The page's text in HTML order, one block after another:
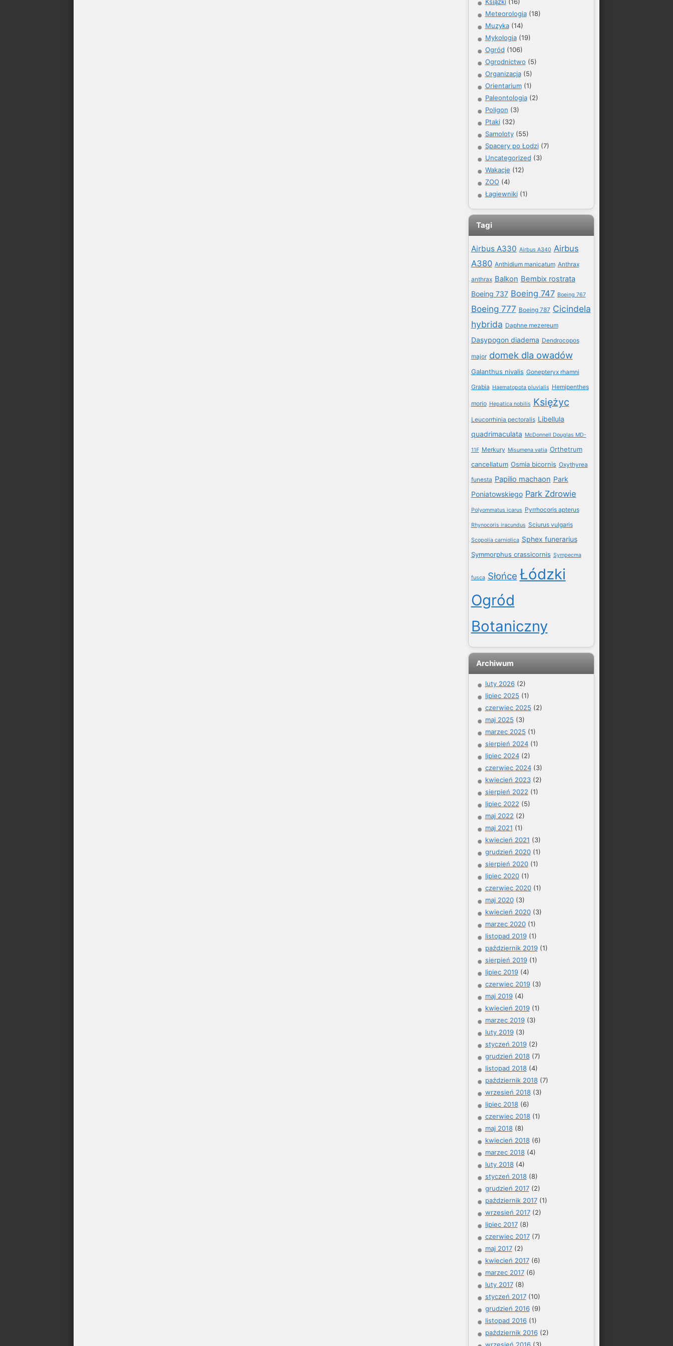
Meteorologia(18)
Muzyka(14)
Mykologia(19)
Ogród (106)
Ogrodnictwo (5)
Organizacja(5)
Orientarium(1)
Paleontologia(2)
Poligon (3)
Ptaki(32)
Samoloty(55)
Spacery po Łodzi(7)
Uncategorized (3)
Wakacje (12)
ZOO (4)
Łagiewniki(1)
Tagi
Airbus A330 Airbus A340 Airbus
A380 Anthidium manicatum Anthrax
anthrax Balkon Bembix rostrata
Boeing 737 Boeing 747 Boeing 767
Boeing 777 Boeing 787 Cicindela
hybrida Daphne mezereum
Dasypogon diadema Dendrocopos
major domek dla owadów
Galanthus nivalis Gonepteryx rhamni
Grabia Haematopota pluvialis Hemipenthes
morio Hepatica nobilis Księżyc
Leucorrhinia pectoralis Libellula
quadrimaculata McDonnell Douglas MD-
11F Merkury Misumena vatia Orthetrum
cancellatum Osmia bicornis Oxythyrea
funesta Papilio machaon Park
Poniatowskiego Park Zdrowie
Polyommatus icarus Pyrrhocoris apterus
Rhynocoris iracundus Sciurus vulgaris
Scopolia carniolica Sphex funerarius
Symmorphus crassicornis Sympecma
fusca Słońce Łódzki
Ogród
Botaniczny
Archiwum
luty 2026(2)
lipiec 2025 (1)
czerwiec 2025 (2)
maj 2025 (3)
marzec 2025 (1)
sierpień 2024(1)
lipiec 2024(2)
czerwiec 2024(3)
kwiecień 2023(2)
sierpień 2022 (1)
lipiec 2022 (5)
maj 2022 (2)
maj 2021 (1)
kwiecień 2021 (3)
grudzień 2020(1)
sierpień 2020(1)
lipiec 2020(1)
czerwiec 2020(1)
maj 2020(3)
kwiecień 2020(3)
marzec 2020(1)
listopad 2019(1)
październik 2019(1)
sierpień 2019(1)
lipiec 2019(4)
czerwiec 2019(3)
maj 2019(4)
kwiecień 2019(1)
marzec 2019(3)
luty 2019(3)
styczeń 2019(2)
grudzień 2018(7)
listopad 2018(4)
październik 2018(7)
wrzesień 2018(3)
lipiec 2018(6)
czerwiec 2018(1)
maj 2018(8)
kwiecień 2018(6)
marzec 2018(4)
luty 2018(4)
styczeń 2018(8)
grudzień 2017(2)
październik 2017(1)
wrzesień 2017(2)
lipiec 2017(8)
czerwiec 2017(7)
maj 2017(2)
kwiecień 2017(6)
marzec 2017(6)
luty 2017(8)
styczeń 2017(10)
grudzień 2016(9)
listopad 2016(1)
październik 2016(2)
wrzesień 2016(3)